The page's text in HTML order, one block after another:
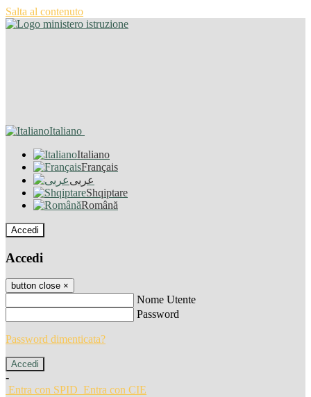
Salta al contenuto
Italiano
Italiano
Français
عربى
Shqiptare
Română
Accedi
Accedi
button close ×
Nome Utente
Password
Password dimenticata?
-
Entra con SPID Entra con CIE